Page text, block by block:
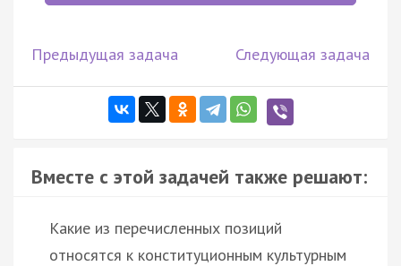
Предыдущая задача Следующая задача
Вместе с этой задачей также решают:
Какие из перечисленных позиций
относятся к конституционным культурным